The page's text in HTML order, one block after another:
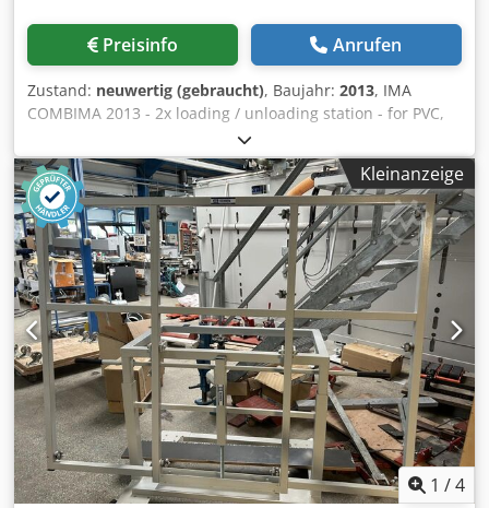
Preisinfo Anrufen
Zustand: neuwertig (gebraucht), Baujahr: 2013, IMA
COMBIMA 2013 - 2x loading / unloading station - for PVC,
ABS & solid wood edges - U-form layout - with KFA 20
aggregate - immediately available Crodpfxetxtkxs Adrjf For
more Info, Video and technical specs, please contact us.
Kleinanzeige
1 /4